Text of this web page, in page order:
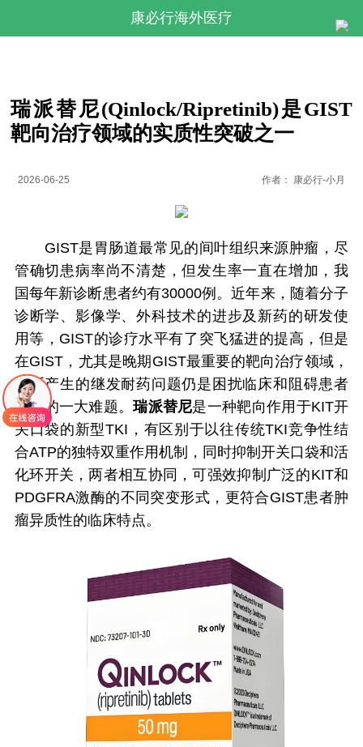
康必行海外医疗
瑞派替尼(Qinlock/Ripretinib)是GIST
靶向治疗领域的实质性突破之一
2026-06-25 作者： 康必行-小月
GIST是胃肠道最常见的间叶组织来源肿瘤，尽
管确切患病率尚不清楚，但发生率一直在增加，我
国每年新诊断患者约有30000例。近年来，随着分子
诊断学、影像学、外科技术的进步及新药的研发使
用等，GIST的诊疗水平有了突飞猛进的提高，但是
在GIST，尤其是晚期GIST最重要的靶向治疗领域，
不断产生的继发耐药问题仍是困扰临床和阻碍患者
治疗的一大难题。瑞派替尼是一种靶向作用于KIT开
关口袋的新型TKI，有区别于以往传统TKI竞争性结
合ATP的独特双重作用机制，同时抑制开关口袋和活
化环开关，两者相互协同，可强效抑制广泛的KIT和
PDGFRA激酶的不同突变形式，更符合GIST患者肿
瘤异质性的临床特点。